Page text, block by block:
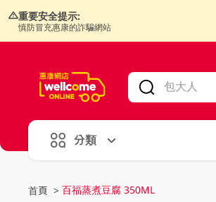
重要安全提示:
慎防冒充惠康的詐騙網站
分類
首頁 > 百福蒸煮豆腐 350ML